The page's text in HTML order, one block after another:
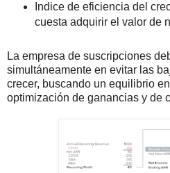
Indice de eficiencia del
cuesta adquirir el valor de
La empresa de suscripciones
simultáneamente en evitar las
crecer, buscando un equilibrio
optimización de ganancias y de